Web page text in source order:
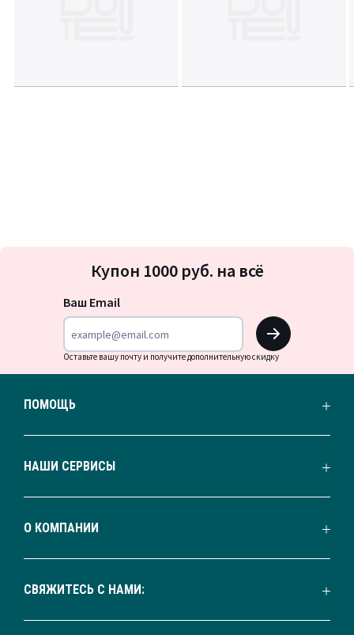
на
Купон 1000 руб. на всё
Ваш Email
OK
Оставьте вашу почту и получите дополнительную скидку
ПОМОЩЬ
НАШИ СЕРВИСЫ
О КОМПАНИИ
СВЯЖИТЕСЬ С НАМИ: